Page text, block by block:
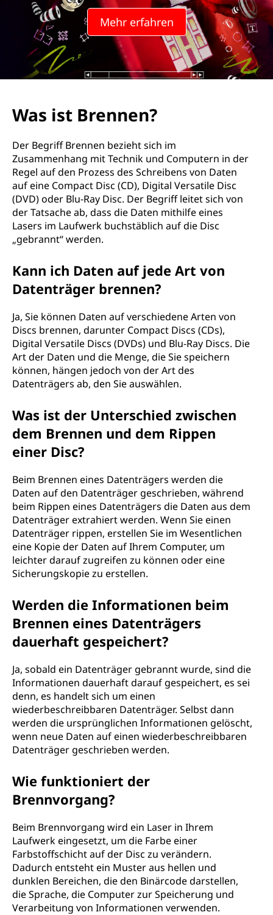
?
Mehr erfahren
Was ist Brennen?
Der Begriff Brennen bezieht sich im
Zusammenhang mit Technik und Computern in der
Regel auf den Prozess des Schreibens von Daten
auf eine Compact Disc (CD), Digital Versatile Disc
(DVD) oder Blu-Ray Disc. Der Begriff leitet sich von
der Tatsache ab, dass die Daten mithilfe eines
Lasers im Laufwerk buchstäblich auf die Disc
„gebrannt“ werden.
Kann ich Daten auf jede Art von
Datenträger brennen?
Ja, Sie können Daten auf verschiedene Arten von
Discs brennen, darunter Compact Discs (CDs),
Digital Versatile Discs (DVDs) und Blu-Ray Discs. Die
Art der Daten und die Menge, die Sie speichern
können, hängen jedoch von der Art des
Datenträgers ab, den Sie auswählen.
Was ist der Unterschied zwischen
dem Brennen und dem Rippen
einer Disc?
Beim Brennen eines Datenträgers werden die
Daten auf den Datenträger geschrieben, während
beim Rippen eines Datenträgers die Daten aus dem
Datenträger extrahiert werden. Wenn Sie einen
Datenträger rippen, erstellen Sie im Wesentlichen
eine Kopie der Daten auf Ihrem Computer, um
leichter darauf zugreifen zu können oder eine
Sicherungskopie zu erstellen.
Werden die Informationen beim
Brennen eines Datenträgers
dauerhaft gespeichert?
Ja, sobald ein Datenträger gebrannt wurde, sind die
Informationen dauerhaft darauf gespeichert, es sei
denn, es handelt sich um einen
wiederbeschreibbaren Datenträger. Selbst dann
werden die ursprünglichen Informationen gelöscht,
wenn neue Daten auf einen wiederbeschreibbaren
Datenträger geschrieben werden.
Wie funktioniert der
Brennvorgang?
Beim Brennvorgang wird ein Laser in Ihrem
Laufwerk eingesetzt, um die Farbe einer
Farbstoffschicht auf der Disc zu verändern.
Dadurch entsteht ein Muster aus hellen und
dunklen Bereichen, die den Binärcode darstellen,
die Sprache, die Computer zur Speicherung und
Verarbeitung von Informationen verwenden.